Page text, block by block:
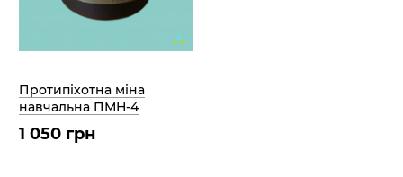
Протипіхотна міна
навчальна ПМН-4
1 050 грн